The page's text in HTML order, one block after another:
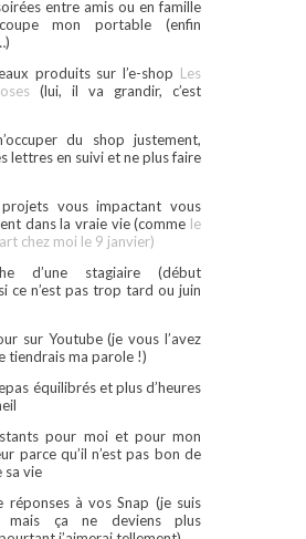
entre amis ou en famille
mon portable (enfin
produits sur l’e-shop Les
(lui, il va grandir, c’est
du shop justement,
lettres en suivi et ne plus faire
vous impactant vous
dans la vraie vie (comme le
chez moi le 9 janvier)
d’une stagiaire (début
ce n’est pas trop tard ou juin
sur Youtube (je vous l’avez
tiendrais ma parole !)
équilibrés et plus d’heures
pour moi et pour mon
parce qu’il n’est pas bon de
sa vie
réponses à vos Snap (je suis
mais ça ne deviens plus